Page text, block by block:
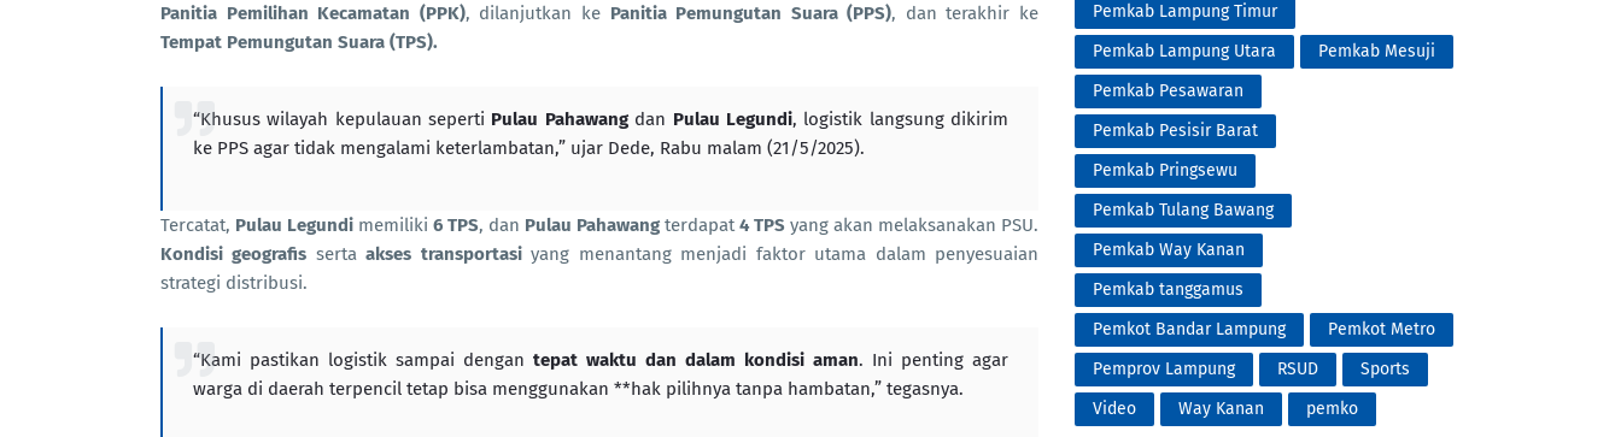
Panitia Pemilihan Kecamatan (PPK), dilanjutkan ke Panitia Pemungutan Suara (PPS), dan terakhir ke
Tempat Pemungutan Suara (TPS).
“Khusus wilayah kepulauan seperti Pulau Pahawangdan Pulau Legundi, logistik langsung dikirim
ke PPS agar tidak mengalami keterlambatan,” ujar Dede, Rabu malam (21/5/2025).
Tercatat, Pulau Legundi memiliki 6 TPS, dan Pulau Pahawang terdapat4 TPS yang akan melaksanakan PSU.
Kondisi geografis sertaakses transportasiyang menantang menjadi faktor utama dalam penyesuaian
strategi distribusi.
“Kami pastikan logistik sampai dengan tepat waktu dan dalam kondisi aman. Ini penting agar
warga di daerah terpencil tetap bisa menggunakan **hak pilihnya tanpa hambatan,” tegasnya.
Pemkab Lampung Timur
Pemkab Lampung Utara
Pemkab Mesuji
Pemkab Pesawaran
Pemkab Pesisir Barat
Pemkab Pringsewu
Pemkab Tulang Bawang
Pemkab Way Kanan
Pemkab tanggamus
Pemkot Bandar Lampung
Pemkot Metro
Pemprov Lampung
RSUD
Sports
Video
Way Kanan pemko